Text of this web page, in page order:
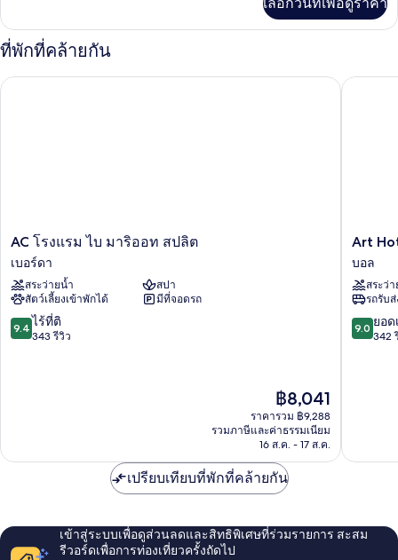
สวีท,
วิว
เกี่ยว
กับ
ห้อง
ลัก
ที่พักที่คล้ายกัน
AC
โรงแรม
ไบ
มา
ริ
ออท
สป
AC โรงแรม ไบ มาริออท สปลิต
เบอร์ดา
สระว่ายน้ำ
สปา
สัตว์เลี้ยงเข้าพักได้
มีที่จอดรถ
9.4
จาก
9.4 ไร้ที่ติ
343 รีวิว
ราคา
ปัจจุบัน
คือ
฿8,041
฿8,041
ราคารวม ฿9,288
รวมภาษีและค่าธรรมเนียม
16 ส.ค. - 17 ส.ค.
AC โรงแรม ไบ มาริออท สปลิต
Art
บอล
Art
บอล
สระว่
รถรับ
9.0
จาก
9.0 ยอด
342
Art
เปรียบเทียบที่พักที่คล้ายกัน
เข้าสู่ระบบเพื่อดูส่วนลดและสิทธิพิเศษที่ร่วมรายการ สะสม
รีวอร์ดเพื่อการท่องเที่ยวครั้งถัดไป